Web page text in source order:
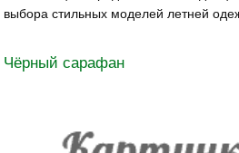
выбора стильных моделей летней
Чёрный сарафан